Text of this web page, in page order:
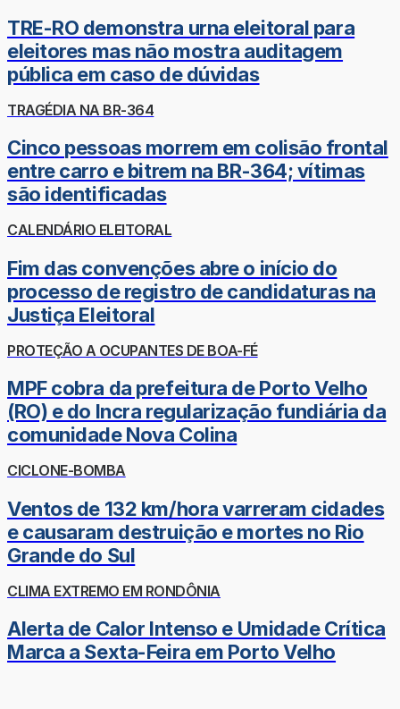
TRE-RO demonstra urna eleitoral para
eleitores mas não mostra auditagem
pública em caso de dúvidas
TRAGÉDIA NA BR-364
Cinco pessoas morrem em colisão frontal
entre carro e bitrem na BR-364; vítimas
são identificadas
CALENDÁRIO ELEITORAL
Fim das convenções abre o início do
processo de registro de candidaturas na
Justiça Eleitoral
PROTEÇÃO A OCUPANTES DE BOA-FÉ
MPF cobra da prefeitura de Porto Velho
(RO) e do Incra regularização fundiária da
comunidade Nova Colina
CICLONE-BOMBA
Ventos de 132 km/hora varreram cidades
e causaram destruição e mortes no Rio
Grande do Sul
CLIMA EXTREMO EM RONDÔNIA
Alerta de Calor Intenso e Umidade Crítica
Marca a Sexta-Feira em Porto Velho